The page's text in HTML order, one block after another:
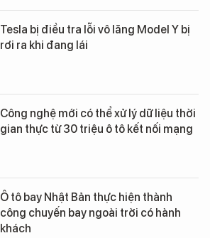
Tesla bị điều tra lỗi vô lăng Model Y bị
rơi ra khi đang lái
Công nghệ mới có thể xử lý dữ liệu thời
gian thực từ 30 triệu ô tô kết nối mạng
Ô tô bay Nhật Bản thực hiện thành
công chuyến bay ngoài trời có hành
khách